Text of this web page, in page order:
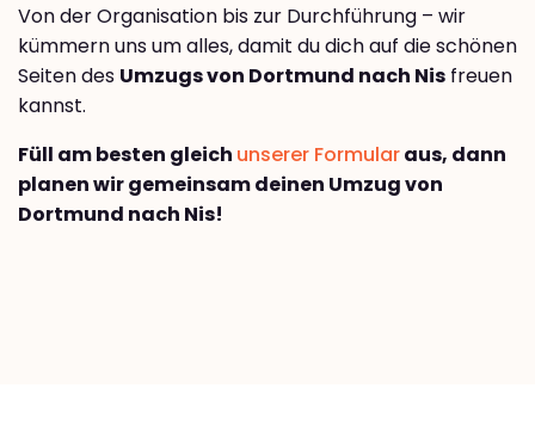
Von der Organisation bis zur Durchführung – wir
kümmern uns um alles, damit du dich auf die schönen
Seiten des Umzugs von Dortmund nach Nis freuen
kannst.
Füll am besten gleich unserer Formularaus, dann
planen wir gemeinsam deinen Umzug von
Dortmund nach Nis!